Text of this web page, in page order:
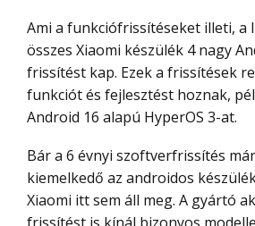
Ami a funkciófrissítéseket illeti, a listán szereplő
összes Xiaomi készülék 4 nagy
frissítést kap. Ezek a frissítések
funkciót és fejlesztést hoznak,
Android 16 alapú HyperOS 3-at.
Bár a 6 évnyi szoftverfrissítés már önmagában is
kiemelkedő az androidos
Xiaomi itt sem áll meg. A gyártó
frissítést is kínál bizonyos